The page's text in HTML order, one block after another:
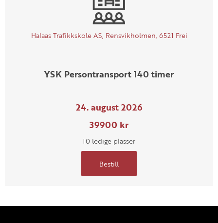
Halaas Trafikkskole AS, Rensvikholmen, 6521 Frei
YSK Persontransport 140 timer
24. august 2026
39900 kr
10 ledige plasser
Bestill